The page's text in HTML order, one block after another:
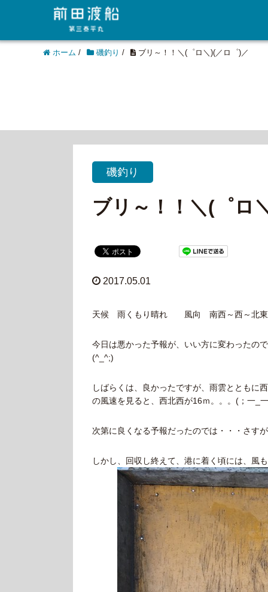
ホーム / 磯釣り / ブリ～！！＼(゜ロ＼)(／ロ゜)／
磯釣り
ブリ～！！＼(゜ロ
2017.05.01
天候 雨くもり晴れ 風向 南西～西～
今日は悪かった予報が、いい方に変わったの
(^_^;)
しばらくは、良かったですが、雨雲とともに
の風速を見ると、西北西が16ｍ。。。(；一_
次第に良くなる予報だったのでは・・・さす
しかし、回収し終えて、港に着く頃には、風